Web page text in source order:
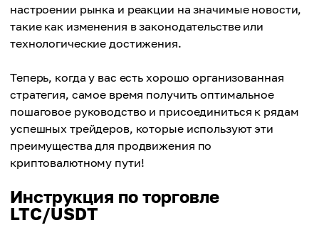
настроении рынка и реакции на значимые новости,
такие как изменения в законодательстве или
технологические достижения.
Теперь, когда у вас есть хорошо организованная
стратегия, самое время получить оптимальное
пошаговое руководство и присоединиться к рядам
успешных трейдеров, которые используют эти
преимущества для продвижения по
криптовалютному пути!
Инструкция по торговле
LTC/USDT